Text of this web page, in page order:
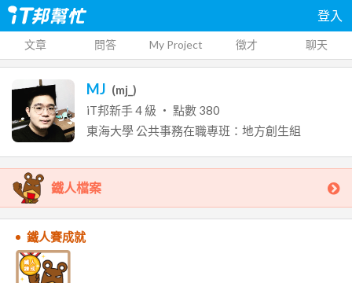
登入
文章 問答 My Project 徵才 聊天
MJ (mj_ )
iT邦新手4 級 ‧ 點數 380
東海大學 公共事務在職專班：地方創生組
鐵人檔案
鐵人賽成就